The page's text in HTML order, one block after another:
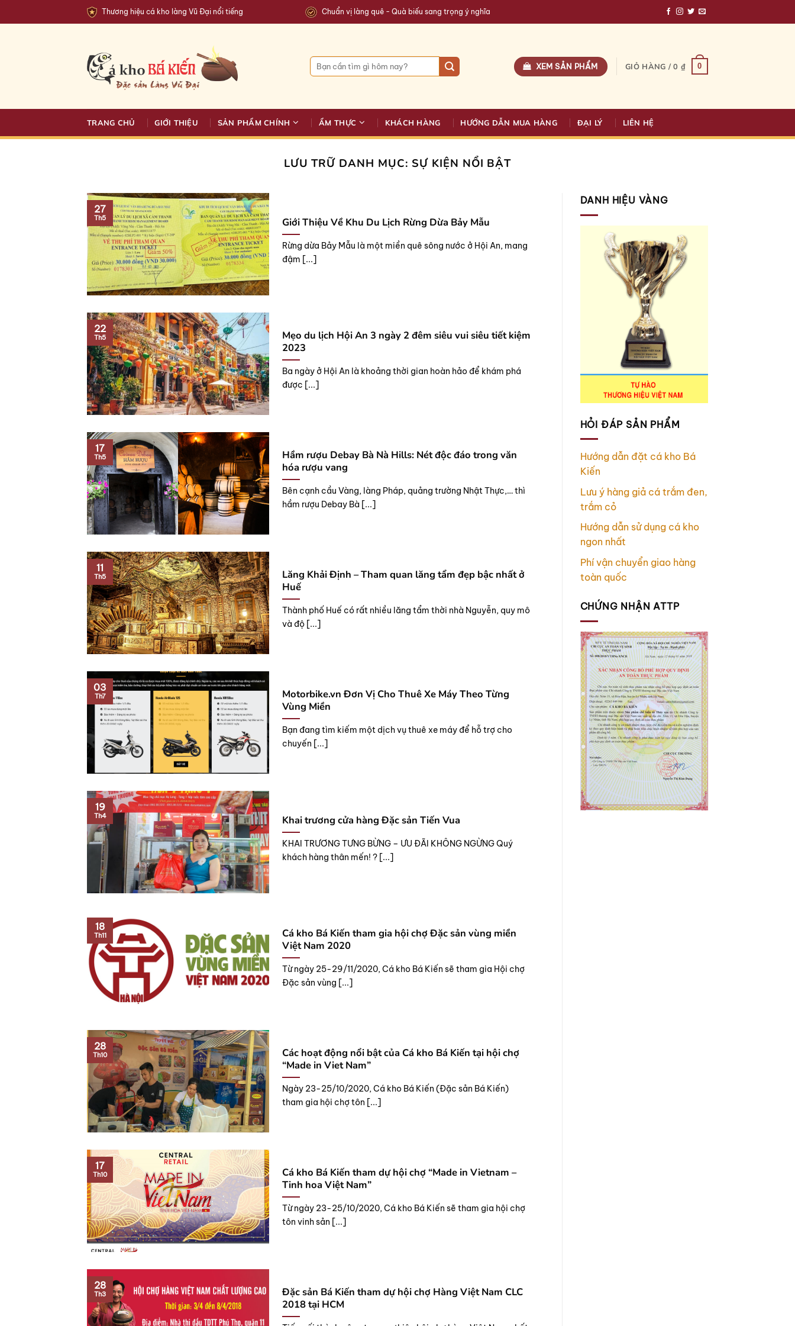
qua
Thương hiệu cá kho làng Vũ Đại nổi tiếng Chuẩn vị làng quê - Quà biếu sang trọng ý nghĩa
Tìm
kiếm:
XEM SẢN PHẨM GIỎ HÀNG /0 ₫ 0
TRANG CHỦ GIỚI THIỆU SẢN PHẨM CHÍNH ẨM THỰC KHÁCH HÀNG HƯỚNG DẪN MUA HÀNG ĐẠI LÝ LIÊN HỆ
LƯU TRỮ DANH MỤC: SỰ KIỆN NỔI BẬT
Giới Thiệu Về Khu Du Lịch Rừng Dừa Bảy Mẫu
Rừng dừa Bảy Mẫu là một miền quê sông nước ở Hội An, mang
đậm [...]
27
Th5
Mẹo du lịch Hội An 3 ngày 2 đêm siêu vui siêu tiết kiệm
2023
Ba ngày ở Hội An là khoảng thời gian hoàn hảo để khám phá
được [...]
22
Th5
Hầm rượu Debay Bà Nà Hills: Nét độc đáo trong văn
hóa rượu vang
Bên cạnh cầu Vàng, làng Pháp, quảng trường Nhật Thực,… thì
hầm rượu Debay Bà [...]
17
Th5
Lăng Khải Định – Tham quan lăng tẩm đẹp bậc nhất ở
Huế
Thành phố Huế có rất nhiều lăng tẩm thời nhà Nguyễn, quy mô
và độ [...]
11
Th5
Motorbike.vn Đơn Vị Cho Thuê Xe Máy Theo Từng
Vùng Miền
Bạn đang tìm kiếm một dịch vụ thuê xe máy để hỗ trợ cho
chuyến [...]
03
Th7
Khai trương cửa hàng Đặc sản Tiến Vua
KHAI TRƯƠNG TƯNG BỪNG – ƯU ĐÃI KHÔNG NGỪNG Quý
khách hàng thân mến! ? [...]
19
Th4
Cá kho Bá Kiến tham gia hội chợ Đặc sản vùng miền
Việt Nam 2020
Từ ngày 25-29/11/2020, Cá kho Bá Kiến sẽ tham gia Hội chợ
Đặc sản vùng [...]
18
Th11
Các hoạt động nổi bật của Cá kho Bá Kiến tại hội chợ
“Made in Viet Nam”
Ngày 23-25/10/2020, Cá kho Bá Kiến (Đặc sản Bá Kiến)
tham gia hội chợ tôn [...]
28
Th10
Cá kho Bá Kiến tham dự hội chợ “Made in Vietnam –
Tinh hoa Việt Nam”
Từ ngày 23-25/10/2020, Cá kho Bá Kiến sẽ tham gia hội chợ
tôn vinh sản [...]
17
Th10
Đặc sản Bá Kiến tham dự hội chợ Hàng Việt Nam CLC
2018 tại HCM
28
Th3
DANH HIỆU VÀNG
HỎI ĐÁP SẢN PHẨM
Hướng dẫn đặt cá kho Bá
Kiến
Lưu ý hàng giả cá trắm đen,
trắm cỏ
Hướng dẫn sử dụng cá kho
ngon nhất
Phí vận chuyển giao hàng
toàn quốc
CHỨNG NHẬN ATTP